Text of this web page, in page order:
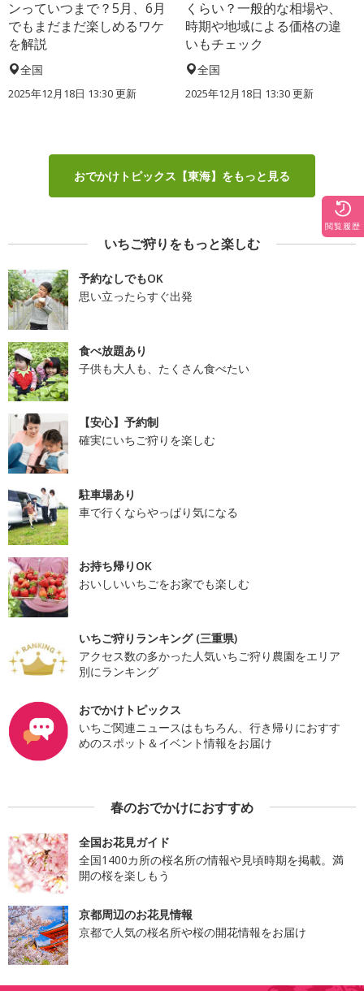
ンっていつまで？5月、6月
でもまだまだ楽しめるワケ
を解説
全国
2025年12月18日 13:30 更新
くらい？一般的な相場や、
時期や地域による価格の違
いもチェック
全国
2025年12月18日 13:30 更新
おでかけトピックス【東海】をもっと見る
いちご狩りをもっと楽しむ
予約なしでもOK
思い立ったらすぐ出発
食べ放題あり
子供も大人も、たくさん食べたい
【安心】予約制
確実にいちご狩りを楽しむ
駐車場あり
車で行くならやっぱり気になる
お持ち帰りOK
おいしいいちごをお家でも楽しむ
いちご狩りランキング (三重県)
アクセス数の多かった人気いちご狩り農園をエリア
別にランキング
おでかけトピックス
いちご関連ニュースはもちろん、行き帰りにおすす
めのスポット＆イベント情報をお届け
春のおでかけにおすすめ
全国お花見ガイド
全国1400カ所の桜名所の情報や見頃時期を掲載。満
開の桜を楽しもう
京都周辺のお花見情報
京都で人気の桜名所や桜の開花情報をお届け
閲覧履歴